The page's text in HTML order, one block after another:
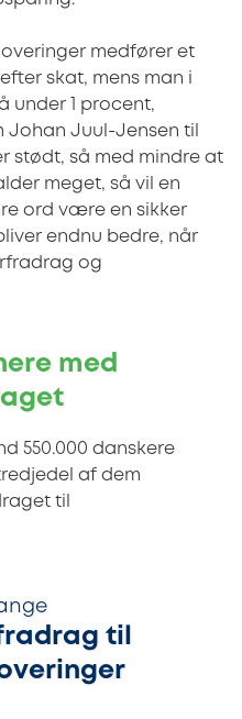
medfører et
skat, mens man i
under 1 procent,
Juul-Jensen til
stødt, så med mindre at
meget, så vil en
ord være en sikker
endnu bedre, når
og
med
550.000 danskere
af dem
til
til